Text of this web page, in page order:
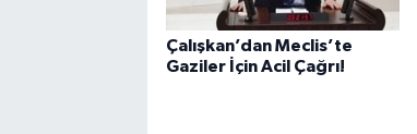
Çalışkan’dan Meclis’te
Gaziler İçin Acil Çağrı!